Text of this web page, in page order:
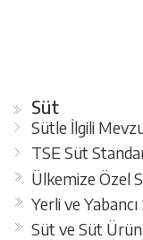
Süt
Sütle İlgili
TSE Süt
Ülkemize Özel
Yerli ve
Süt ve Süt